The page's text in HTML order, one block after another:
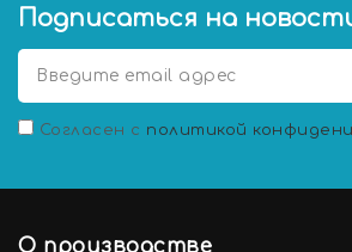
Подписаться на
Согласен с политикой
О производстве